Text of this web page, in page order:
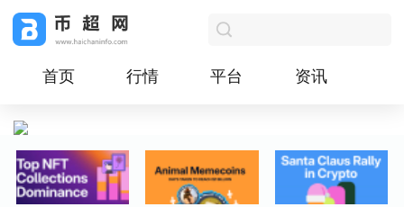
首页 行情 平台 资讯